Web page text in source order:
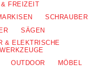
FREIZEIT
SCHRAUBER
SÄGEN
& ELEKTRISCHE
OUTDOOR
MÖBEL